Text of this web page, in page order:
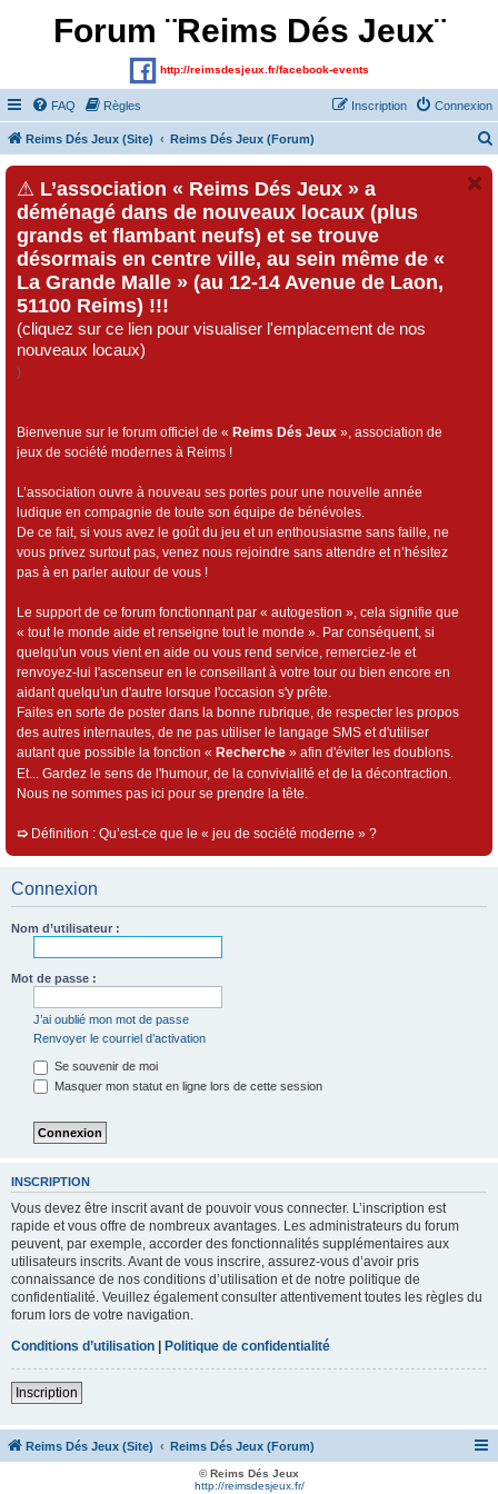
Forum ¨Reims Dés Jeux¨
http://reimsdesjeux.fr/facebook-events
FAQ Règles Connexion
Inscription
Reims Dés Jeux (Site) Reims Dés Jeux (Forum)
⚠ L’association « Reims Dés Jeux » a
déménagé dans de nouveaux locaux (plus
grands et flambant neufs) et se trouve
désormais en centre ville, au sein même de «
La Grande Malle » (au 12-14 Avenue de Laon,
51100 Reims) !!!
(cliquez sur ce lien pour visualiser l'emplacement de nos
nouveaux locaux)
)
Bienvenue sur le forum officiel de « Reims Dés Jeux », association de
jeux de société modernes à Reims !
L’association ouvre à nouveau ses portes pour une nouvelle année
ludique en compagnie de toute son équipe de bénévoles.
De ce fait, si vous avez le goût du jeu et un enthousiasme sans faille, ne
vous privez surtout pas, venez nous rejoindre sans attendre et n’hésitez
pas à en parler autour de vous !
Le support de ce forum fonctionnant par « autogestion », cela signifie que
« tout le monde aide et renseigne tout le monde ». Par conséquent, si
quelqu'un vous vient en aide ou vous rend service, remerciez-le et
renvoyez-lui l'ascenseur en le conseillant à votre tour ou bien encore en
aidant quelqu'un d'autre lorsque l'occasion s'y prête.
Faites en sorte de poster dans la bonne rubrique, de respecter les propos
des autres internautes, de ne pas utiliser le langage SMS et d'utiliser
autant que possible la fonction « Recherche » afin d'éviter les doublons.
Et... Gardez le sens de l'humour, de la convivialité et de la décontraction.
Nous ne sommes pas ici pour se prendre la tête.
➯ Définition : Qu’est-ce que le « jeu de société moderne » ?
Connexion
Nom d’utilisateur :
Mot de passe :
J’ai oublié mon mot de passe
Renvoyer le courriel d’activation
Se souvenir de moi
Masquer mon statut en ligne lors de cette session
INSCRIPTION
Vous devez être inscrit avant de pouvoir vous connecter. L’inscription est
rapide et vous offre de nombreux avantages. Les administrateurs du forum
peuvent, par exemple, accorder des fonctionnalités supplémentaires aux
utilisateurs inscrits. Avant de vous inscrire, assurez-vous d’avoir pris
connaissance de nos conditions d’utilisation et de notre politique de
confidentialité. Veuillez également consulter attentivement toutes les règles du
forum lors de votre navigation.
Conditions d’utilisation | Politique de confidentialité
Inscription
Reims Dés Jeux (Site) Reims Dés Jeux (Forum)
© Reims Dés Jeux
http://reimsdesjeux.fr/